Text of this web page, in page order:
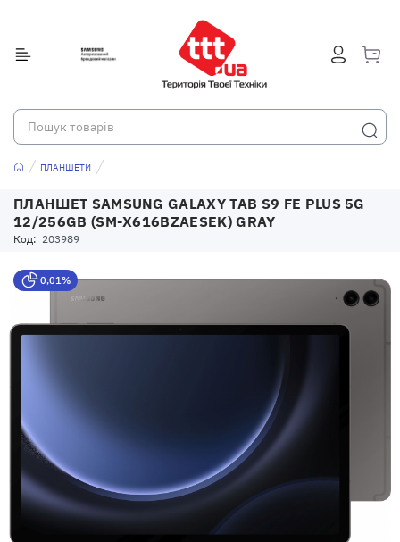
ПЛАНШЕТИ
ПЛАНШЕТ SAMSUNG GALAXY TAB S9 FE PLUS 5G
12/256GB (SM-X616BZAESEK) GRAY
Код: 203989
0,01%